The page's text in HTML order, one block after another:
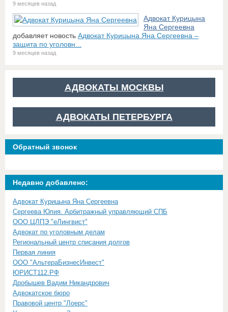
9 месяцев назад
Адвокат Курицына
Яна Сергеевна
добавляет новость Адвокат Курицына Яна Сергеевна –
защита по уголовн...
9 месяцев назад
АДВОКАТЫ МОСКВЫ
АДВОКАТЫ ПЕТЕРБУРГА
Обратный звонок
Недавно добавлено:
Адвокат Курицына Яна Сергеевна
Сергеева Юлия. Арбитражный управляющий СПБ
ООО ЦЛПЭ "еЛингвист"
Адвокат по уголовным делам
Региональный центр списания долгов
Первая линия
ООО "АльтераБизнесИнвест"
ЮРИСТ112.РФ
Дробышев Вадим Никандрович
Адвокатское бюро
Правовой центр "Лоерс"